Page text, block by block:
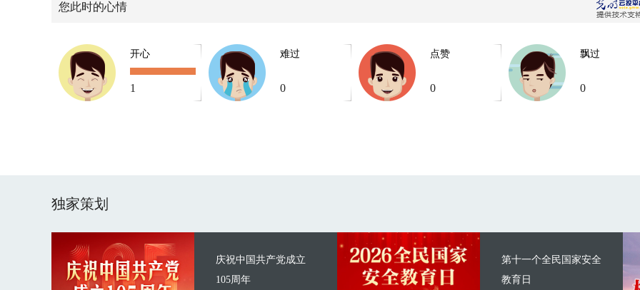
您此时的心情
开心
1
难过
0
点赞
0
飘过
0
独家策划
庆祝中国共产党成立
105周年
第十一个全民国家安全
教育日